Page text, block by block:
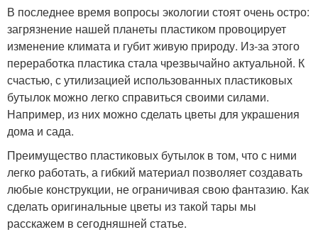
В последнее время вопросы экологии стоят очень остро:
загрязнение нашей планеты пластиком провоцирует
изменение климата и губит живую природу. Из-за этого
переработка пластика стала чрезвычайно актуальной. К
счастью, с утилизацией использованных пластиковых
бутылок можно легко справиться своими силами.
Например, из них можно сделать цветы для украшения
дома и сада.
Преимущество пластиковых бутылок в том, что с ними
легко работать, а гибкий материал позволяет создавать
любые конструкции, не ограничивая свою фантазию. Как
сделать оригинальные цветы из такой тары мы
расскажем в сегодняшней статье.